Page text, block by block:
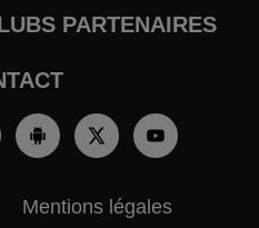
PARTENAIRES
Mentions légales